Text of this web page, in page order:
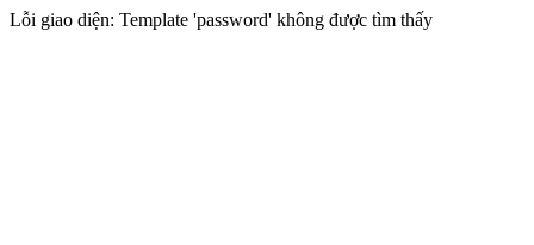
Lỗi giao diện: Template 'password' không được tìm thấy